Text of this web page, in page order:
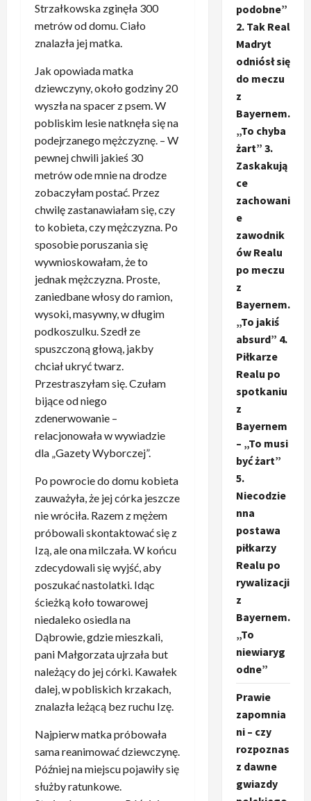
Strzałkowska zginęła 300
metrów od domu. Ciało
znalazła jej matka.
Jak opowiada matka
dziewczyny, około godziny 20
wyszła na spacer z psem. W
pobliskim lesie natknęła się na
podejrzanego mężczyznę. – W
pewnej chwili jakieś 30
metrów ode mnie na drodze
zobaczyłam postać. Przez
chwilę zastanawiałam się, czy
to kobieta, czy mężczyzna. Po
sposobie poruszania się
wywnioskowałam, że to
jednak mężczyzna. Proste,
zaniedbane włosy do ramion,
wysoki, masywny, w długim
podkoszulku. Szedł ze
spuszczoną głową, jakby
chciał ukryć twarz.
Przestraszyłam się. Czułam
bijące od niego
zdenerwowanie –
relacjonowała w wywiadzie
dla „Gazety Wyborczej”.
Po powrocie do domu kobieta
zauważyła, że jej córka jeszcze
nie wróciła. Razem z mężem
próbowali skontaktować się z
Izą, ale ona milczała. W końcu
zdecydowali się wyjść, aby
poszukać nastolatki. Idąc
ścieżką koło towarowej
niedaleko osiedla na
Dąbrowie, gdzie mieszkali,
pani Małgorzata ujrzała but
należący do jej córki. Kawałek
dalej, w pobliskich krzakach,
znalazła leżącą bez ruchu Izę.
Najpierw matka próbowała
sama reanimować dziewczynę.
Później na miejscu pojawiły się
służby ratunkowe.
podobne”
2. Tak Real
Madryt
odniósł się
do meczu
z
Bayernem.
„To chyba
żart” 3.
Zaskakują
ce
zachowani
e
zawodnik
ów Realu
po meczu
z
Bayernem.
„To jakiś
absurd” 4.
Piłkarze
Realu po
spotkaniu
z
Bayernem
– „To musi
być żart”
5.
Niecodzie
nna
postawa
piłkarzy
Realu po
rywalizacji
z
Bayernem.
„To
niewiaryg
odne”
Prawie
zapomnia
ni – czy
rozpoznas
z dawne
gwiazdy